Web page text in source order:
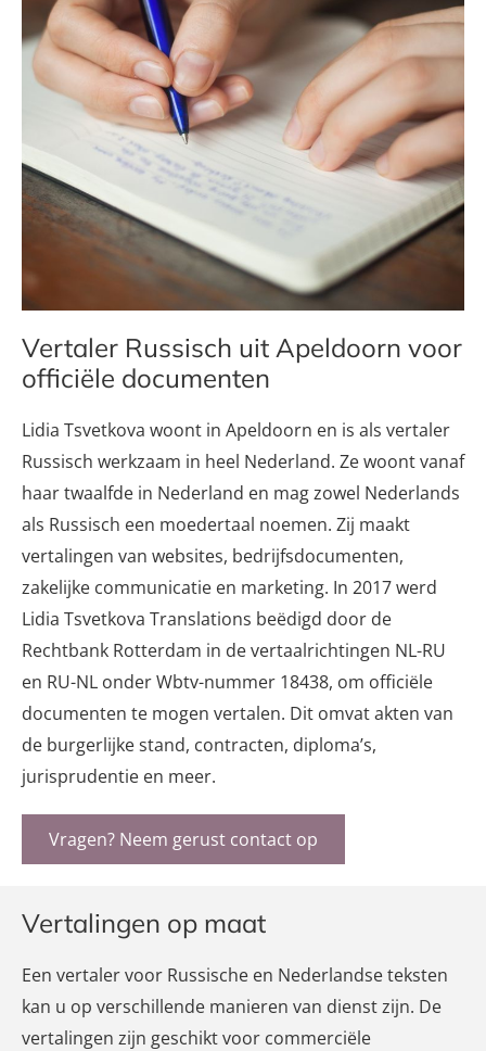
Vertaler Russisch uit Apeldoorn voor
officiële documenten
Lidia Tsvetkova woont in Apeldoorn en is als vertaler
Russisch werkzaam in heel Nederland. Ze woont vanaf
haar twaalfde in Nederland en mag zowel Nederlands
als Russisch een moedertaal noemen. Zij maakt
vertalingen van websites, bedrijfsdocumenten,
zakelijke communicatie en marketing. In 2017 werd
Lidia Tsvetkova Translations beëdigd door de
Rechtbank Rotterdam in de vertaalrichtingen NL-RU
en RU-NL onder Wbtv-nummer 18438, om officiële
documenten te mogen vertalen. Dit omvat akten van
de burgerlijke stand, contracten, diploma’s,
jurisprudentie en meer.
Vragen? Neem gerust contact op
Vertalingen op maat
Een vertaler voor Russische en Nederlandse teksten
kan u op verschillende manieren van dienst zijn. De
vertalingen zijn geschikt voor commerciële